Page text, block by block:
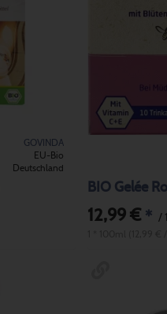
GOVINDA
EU-Bio
Deutschland
12,99 €* /